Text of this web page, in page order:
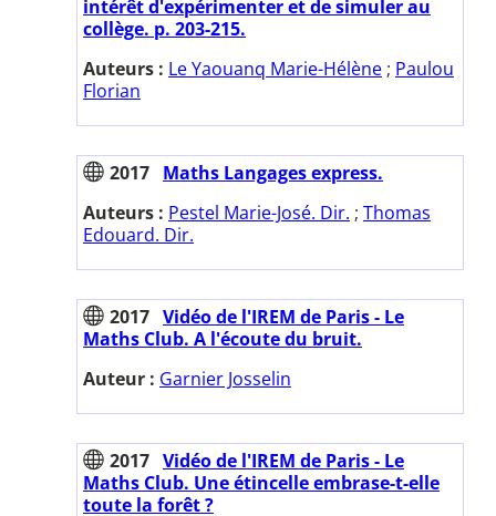
intérêt d'expérimenter et de simuler au
collège. p. 203-215.
Auteurs : Le Yaouanq Marie-Hélène ; Paulou
Florian
2017 Maths Langages express.
Auteurs : Pestel Marie-José. Dir. ; Thomas
Edouard. Dir.
2017 Vidéo de l'IREM de Paris - Le
Maths Club. A l'écoute du bruit.
Auteur : Garnier Josselin
2017 Vidéo de l'IREM de Paris - Le
Maths Club. Une étincelle embrase-t-elle
toute la forêt ?